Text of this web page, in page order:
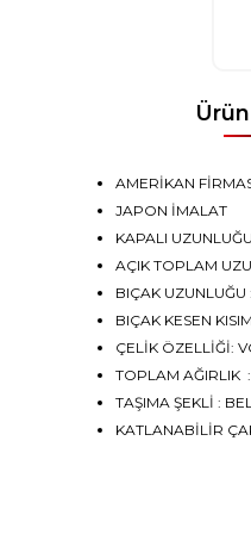
AMERİKAN
JAPON İMALAT
KAPALI
AÇIK TOPLAM
BIÇAK UZUNLUĞU
BIÇAK KESEN
ÇELİK ÖZELLİĞİ:
TOPLAM AĞIRLIK
TAŞIMA ŞEKLİ :
KATLANABİLİR